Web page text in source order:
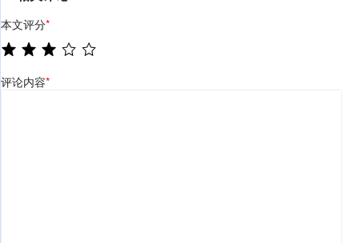
本文评分*
评论内容*